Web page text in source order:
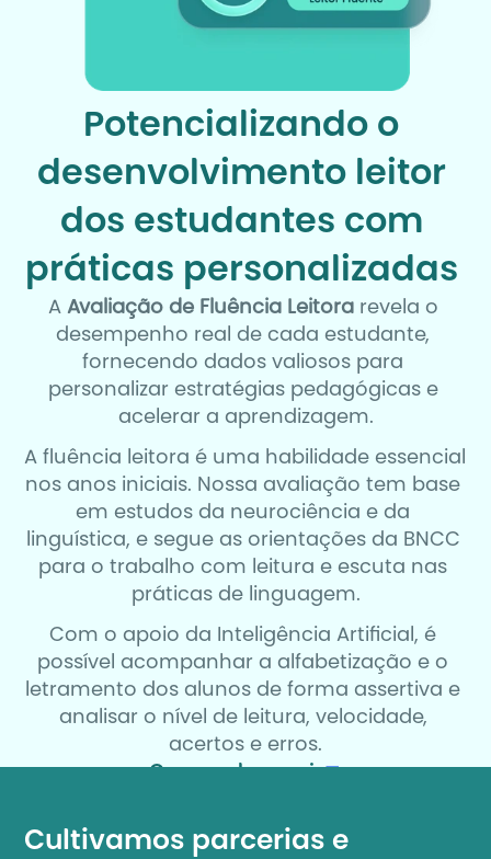
Potencializando o
desenvolvimento leitor
dos estudantes com
práticas personalizadas
A Avaliação de Fluência Leitora revela o
desempenho real de cada estudante,
fornecendo dados valiosos para
personalizar estratégias pedagógicas e
acelerar a aprendizagem.
A fluência leitora é uma habilidade essencial
nos anos iniciais. Nossa avaliação tem base
em estudos da neurociência e da
linguística, e segue as orientações da BNCC
para o trabalho com leitura e escuta nas
práticas de linguagem.
Com o apoio da Inteligência Artificial, é
possível acompanhar a alfabetização e o
letramento dos alunos de forma assertiva e
analisar o nível de leitura, velocidade,
acertos e erros.
Quero saber mais
Cultivamos parcerias e